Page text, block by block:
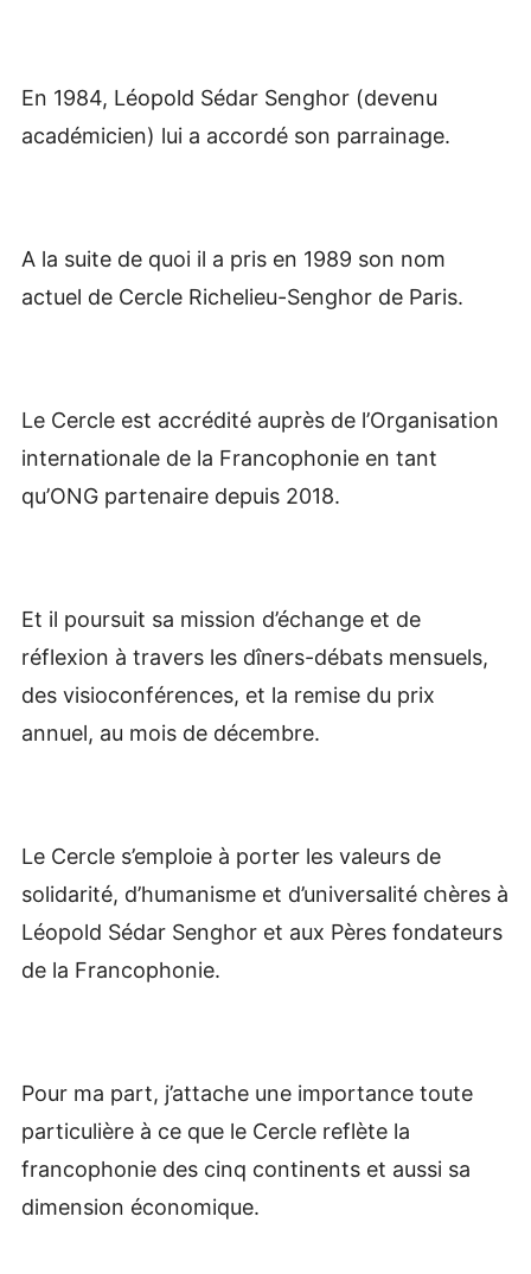
En 1984, Léopold Sédar Senghor (devenu
académicien) lui a accordé son parrainage.
A la suite de quoi il a pris en 1989 son nom
actuel de Cercle Richelieu-Senghor de Paris.
Le Cercle est accrédité auprès de l’Organisation
internationale de la Francophonie en tant
qu’ONG partenaire depuis 2018.
Et il poursuit sa mission d’échange et de
réflexion à travers les dîners-débats mensuels,
des visioconférences, et la remise du prix
annuel, au mois de décembre.
Le Cercle s’emploie à porter les valeurs de
solidarité, d’humanisme et d’universalité chères à
Léopold Sédar Senghor et aux Pères fondateurs
de la Francophonie.
Pour ma part, j’attache une importance toute
particulière à ce que le Cercle reflète la
francophonie des cinq continents et aussi sa
dimension économique.